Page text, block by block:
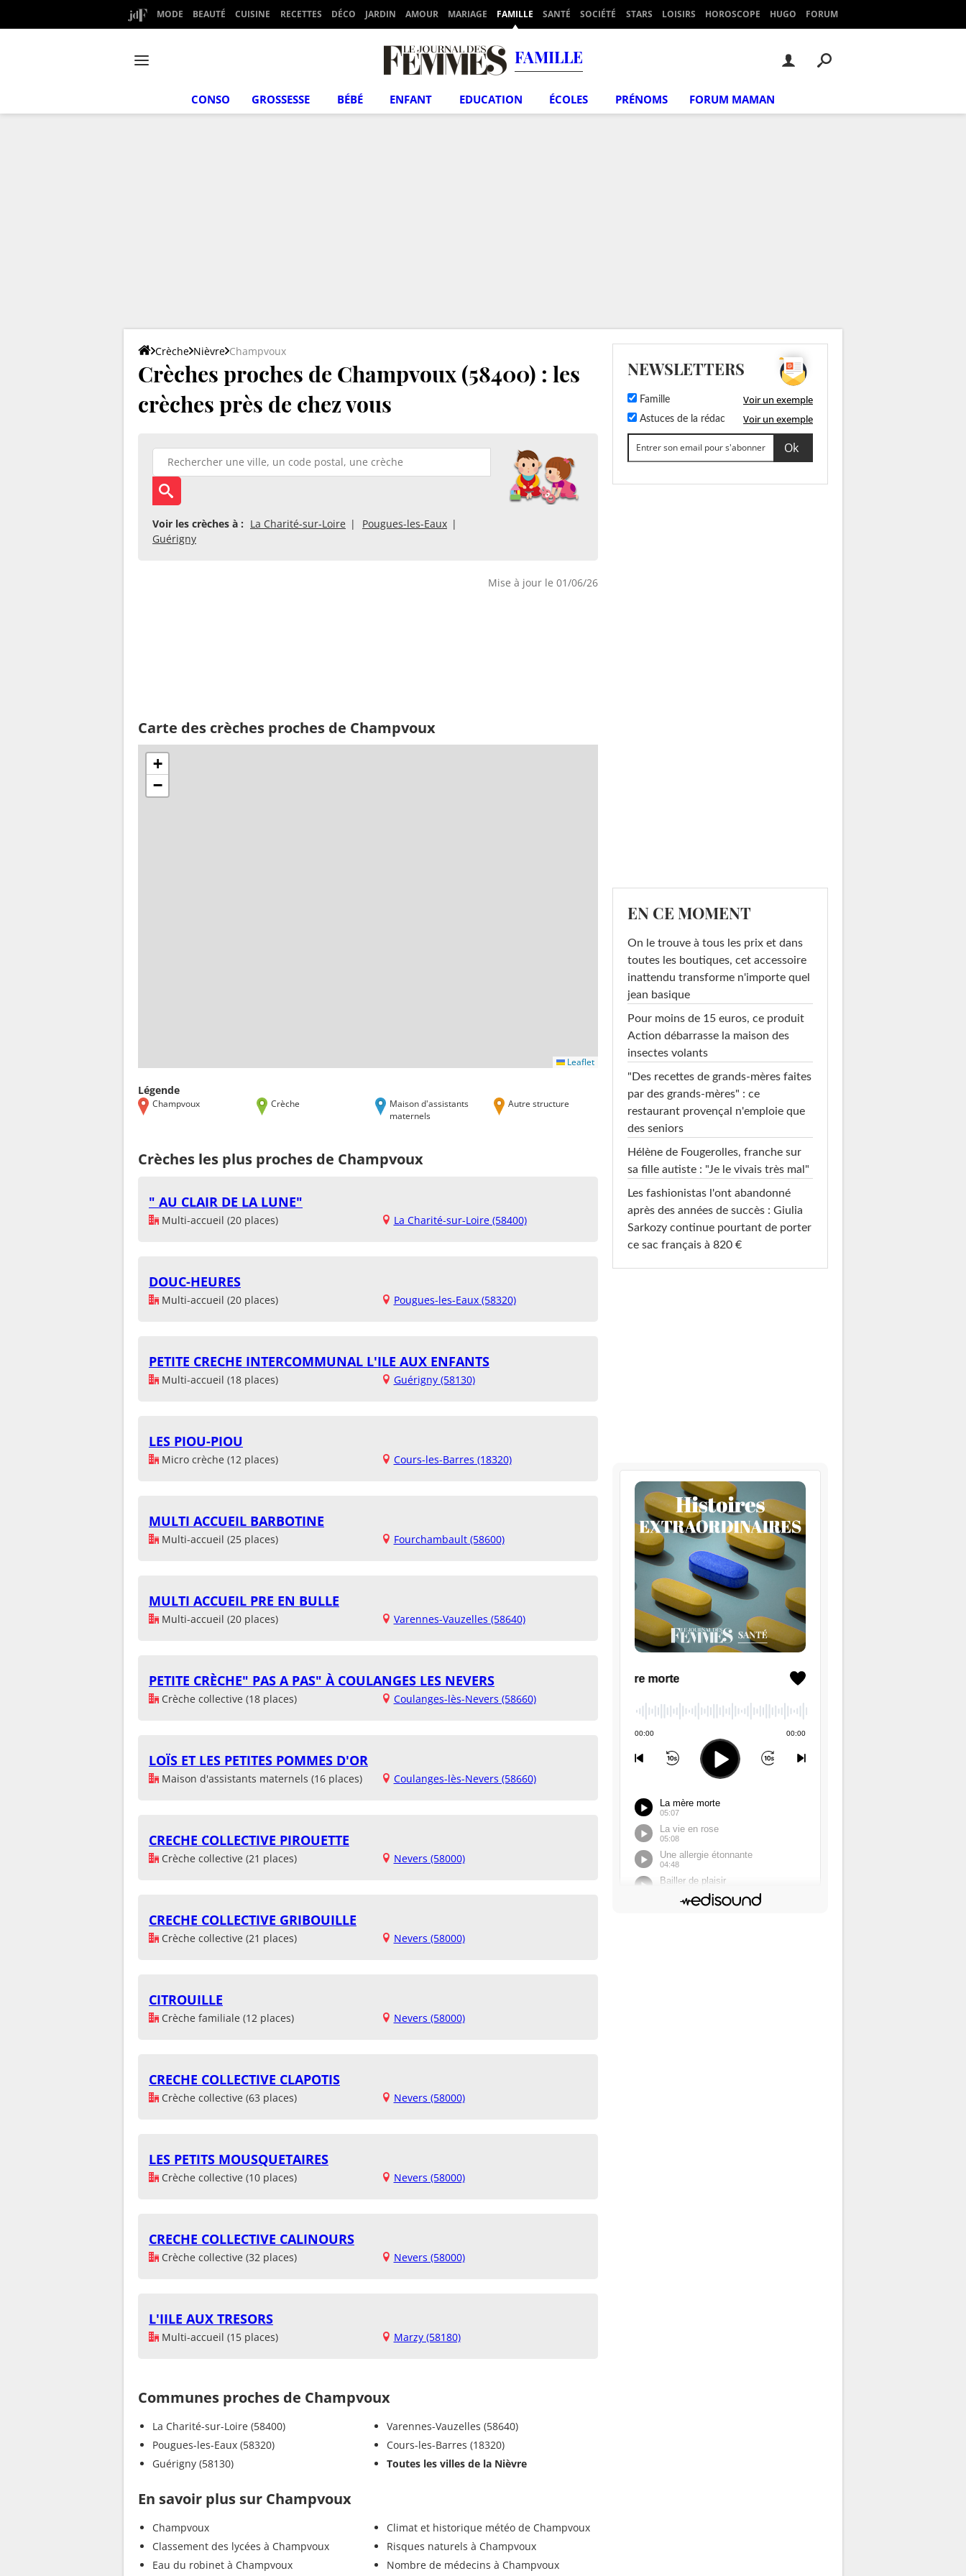
MODE BEAUTÉ CUISINE RECETTES DÉCO JARDIN AMOUR MARIAGE FAMILLE SANTÉ SOCIÉTÉ STARS LOISIRS HOROSCOPE HUGO FORUM
FAMILLE
CONSO GROSSESSE BÉBÉ ENFANT EDUCATION ÉCOLES PRÉNOMS FORUM MAMAN
Crèche Nièvre Champvoux
Crèches proches de Champvoux (58400) : les
crèches près de chez vous
Voir les crèches à : La Charité-sur-Loire
Pougues-les-Eaux
Guérigny
Mise à jour le 01/06/26
Carte des crèches proches de Champvoux
+
−
Leaflet
Légende
Champvoux Crèche
Maison d'assistants
maternels
Autre structure
Crèches les plus proches de Champvoux
" AU CLAIR DE LA LUNE"
Multi-accueil (20 places) La Charité-sur-Loire (58400)
DOUC-HEURES
Multi-accueil (20 places) Pougues-les-Eaux (58320)
PETITE CRECHE INTERCOMMUNAL L'ILE AUX ENFANTS
Multi-accueil (18 places) Guérigny (58130)
LES PIOU-PIOU
Micro crèche (12 places) Cours-les-Barres (18320)
MULTI ACCUEIL BARBOTINE
Multi-accueil (25 places) Fourchambault (58600)
MULTI ACCUEIL PRE EN BULLE
Multi-accueil (20 places) Varennes-Vauzelles (58640)
PETITE CRÈCHE" PAS A PAS" À COULANGES LES NEVERS
Crèche collective (18 places) Coulanges-lès-Nevers (58660)
LOÏS ET LES PETITES POMMES D'OR
Maison d'assistants maternels (16 places) Coulanges-lès-Nevers (58660)
CRECHE COLLECTIVE PIROUETTE
Crèche collective (21 places) Nevers (58000)
CRECHE COLLECTIVE GRIBOUILLE
Crèche collective (21 places) Nevers (58000)
CITROUILLE
Crèche familiale (12 places) Nevers (58000)
CRECHE COLLECTIVE CLAPOTIS
Crèche collective (63 places) Nevers (58000)
LES PETITS MOUSQUETAIRES
Crèche collective (10 places) Nevers (58000)
CRECHE COLLECTIVE CALINOURS
Crèche collective (32 places) Nevers (58000)
L'IILE AUX TRESORS
Multi-accueil (15 places) Marzy (58180)
Communes proches de Champvoux
La Charité-sur-Loire (58400)
Pougues-les-Eaux (58320)
Guérigny (58130)
Varennes-Vauzelles (58640)
Cours-les-Barres (18320)
Toutes les villes de la Nièvre
En savoir plus sur Champvoux
Champvoux
Classement des lycées à Champvoux
Eau du robinet à Champvoux
Climat et historique météo de Champvoux
Risques naturels à Champvoux
Nombre de médecins à Champvoux
NEWSLETTERS
Famille Voir un exemple
Astuces de la rédac Voir un exemple
EN CE MOMENT
On le trouve à tous les prix et dans
toutes les boutiques, cet accessoire
inattendu transforme n'importe quel
jean basique
Pour moins de 15 euros, ce produit
Action débarrasse la maison des
insectes volants
"Des recettes de grands-mères faites
par des grands-mères" : ce
restaurant provençal n'emploie que
des seniors
Hélène de Fougerolles, franche sur
sa fille autiste : "Je le vivais très mal"
Les fashionistas l'ont abandonné
après des années de succès : Giulia
Sarkozy continue pourtant de porter
ce sac français à 820 €